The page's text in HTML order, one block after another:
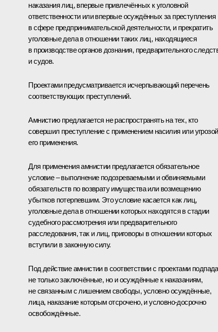
наказания лиц, впервые привлечённых к уголовной
ответственности или впервые осуждённых за преступления
в сфере предпринимательской деятельности, и прекратить
уголовные дела в отношении таких лиц, находящиеся
в производстве органов дознания, предварительного
и судов.
Проектами предусматривается исчерпывающий перечень
соответствующих преступлений.
Амнистию предлагается не распространять на тех, кто
совершил преступление с применением насилия или угрозой
его применения.
Для применения амнистии предлагается обязательное
условие – выполнение подозреваемыми и обвиняемыми
обязательств по возврату имущества или возмещению
убытков потерпевшим. Это условие касается как лиц,
уголовные дела в отношении которых находятся в стадии
судебного рассмотрения или предварительного
расследования, так и лиц, приговоры в отношении которых
вступили в законную силу.
Под действие амнистии в соответствии с проектами
не только заключённые, но и осуждённые к наказаниям,
не связанным с лишением свободы, условно осуждённые,
лица, наказание которым отсрочено, и условно-досрочно
освобождённые.